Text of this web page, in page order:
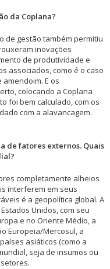
da Coplana?
de gestão também permitiu
inovações
de produtividade e
associados, como é o caso
E os
colocando a Coplana
foi bem calculado, com os
com a alavancagem.
de fatores externos. Quais
completamente alheios
interferem em seus
é a geopolítica global. A
Unidos, com seu
e no Oriente Médio, a
Europeia/Mercosul, a
asiáticos (como a
seja de insumos ou